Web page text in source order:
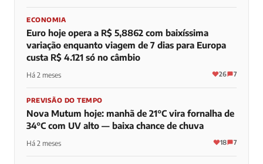
ECONOMIA
Euro hoje opera a R$ 5,8862 com baixíssima
variação enquanto viagem de 7 dias para Europa
custa R$ 4.121 só no câmbio
Há 2 meses 26 7
PREVISÃO DO TEMPO
Nova Mutum hoje: manhã de 21°C vira fornalha de
34°C com UV alto — baixa chance de chuva
Há 2 meses 18 7